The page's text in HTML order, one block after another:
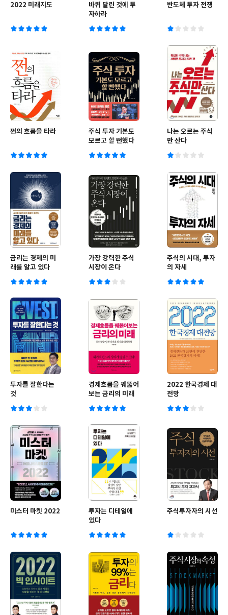
2022 미래지도
바퀴 달린 것에 투
자하라
반도체 투자 전쟁
쩐의 흐름을 타라
주식 투자 기본도
모르고 할 뻔했다
나는 오르는 주식
만 산다
금리는 경제의 미
래를 알고 있다
가장 강력한 주식
시장이 온다
주식의 시대, 투자
의 자세
투자를 잘한다는
것
경제흐름을 꿰뚫어
보는 금리의 미래
2022 한국경제 대
전망
미스터 마켓 2022
투자는 디테일에
있다
주식투자자의 시선